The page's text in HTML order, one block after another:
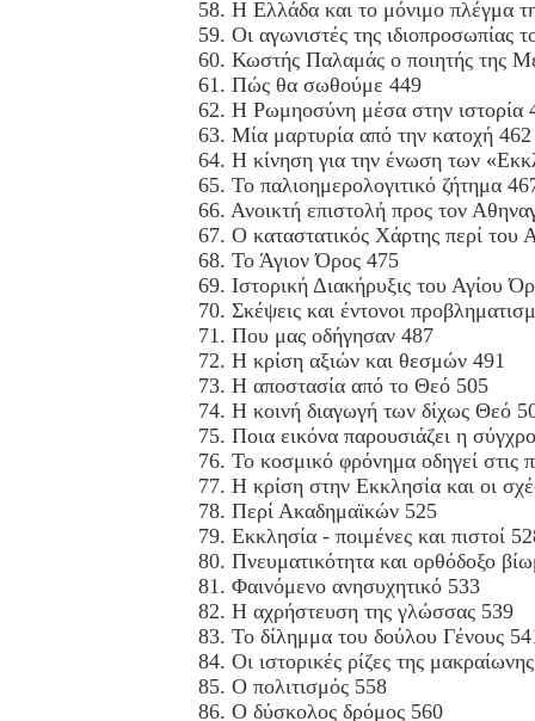
58. Η Ελλάδα και το μόνιμο πλέγμα
59. Οι αγωνιστές της ιδιοπροσωπίας
60. Κωστής Παλαμάς ο ποιητής της
61. Πώς θα σωθούμε 449
62. Η Ρωμηοσύνη μέσα στην ιστορία
63. Μία μαρτυρία από την κατοχή 462
64. Η κίνηση για την ένωση των
65. Το παλιοημερολογιτικό ζήτημα
66. Ανοικτή επιστολή προς τον
67. Ο καταστατικός Χάρτης περί του
68. Το Άγιον Όρος 475
69. Ιστορική Διακήρυξις του Αγίου
70. Σκέψεις και έντονοι
71. Που μας οδήγησαν 487
72. Η κρίση αξιών και θεσμών 491
73. Η αποστασία από το Θεό 505
74. Η κοινή διαγωγή των δίχως Θεό
75. Ποια εικόνα παρουσιάζει η
76. Το κοσμικό φρόνημα οδηγεί στις
77. Η κρίση στην Εκκλησία και οι
78. Περί Ακαδημαϊκών 525
79. Εκκλησία - ποιμένες και πιστοί
80. Πνευματικότητα και ορθόδοξο
81. Φαινόμενο ανησυχητικό 533
82. Η αχρήστευση της γλώσσας 539
83. Το δίλημμα του δούλου Γένους
84. Οι ιστορικές ρίζες της
85. Ο πολιτισμός 558
86. Ο δύσκολος δρόμος 560